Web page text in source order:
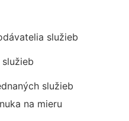
služieb
služieb
na mieru